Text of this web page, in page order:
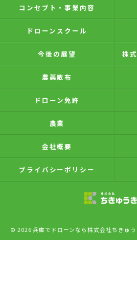
コンセプト・事業内容
ドローンスクール
今後の展望 株
農薬散布
ドローン免許
農業
会社概要
プライバシーポリシー
© 2026 兵庫でドローンなら株式会社ちきゅう